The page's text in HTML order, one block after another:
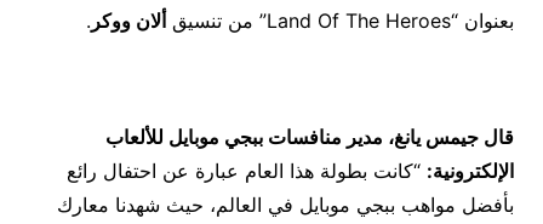
بعنوان “Land Of The Heroes” من تنسيق
ألان ووكر .
قال جيمس يانغ، مدير منافسات ببجي موبايل للألعاب
الإلكترونية: “كانت بطولة هذا العام عبارة عن احتفال رائع
بأفضل مواهب ببجي موبايل في العالم، حيث شهدنا معارك